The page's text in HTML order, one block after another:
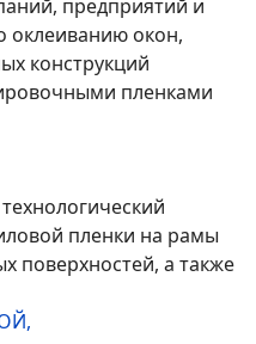
предприятий и
оклеиванию окон,
конструкций
пленками
пленки на рамы
поверхностей, а также